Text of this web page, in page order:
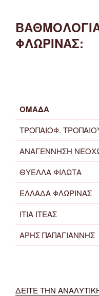
ΦΛΩΡΙΝΑΣ:
ΟΜΑΔΑ
ΤΡΟΠΑΙΟΦ.
ΑΝΑΓΕΝΝΗΣΗ
ΘΥΕΛΛΑ ΦΙΛΩΤΑ
ΕΛΛΑΔΑ ΦΛΩΡΙΝΑΣ
ΙΤΙΑ ΙΤΕΑΣ
ΑΡΗΣ ΠΑΠΑΓΙΑΝΝΗΣ
ΔΕΙΤΕ ΤΗΝ